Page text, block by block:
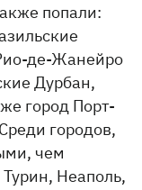
попали:
де-Жанейро
Дурбан,
город Порт-
городов,
чем
Неаполь,